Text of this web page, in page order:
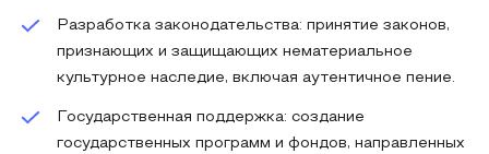
Разработка законодательства: принятие законов,
признающих и защищающих нематериальное
культурное наследие, включая аутентичное пение.
Государственная поддержка: создание
государственных программ и фондов, направленных